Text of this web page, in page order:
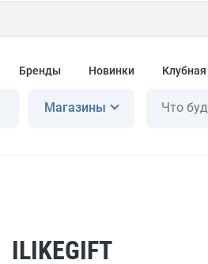
Бренды Новинки
Магазины
ILIKEGIFT